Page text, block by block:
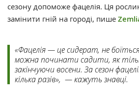
сезону допоможе фацелія. Ця
замінити гній на городі, пише
«Фацелія — це сидерат, не
можна починати садити, як
закінчуючи восени. За сезон
кілька разів», — кажуть знавці.